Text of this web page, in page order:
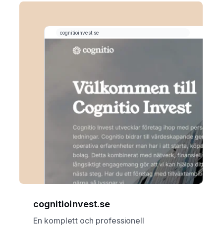
cognitioinvest.se
En komplett och professionell